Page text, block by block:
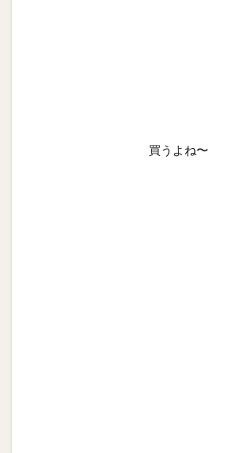
買うよね〜